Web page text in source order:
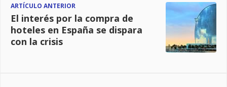
ARTÍCULO ANTERIOR
El interés por la compra de
hoteles en España se dispara
con la crisis